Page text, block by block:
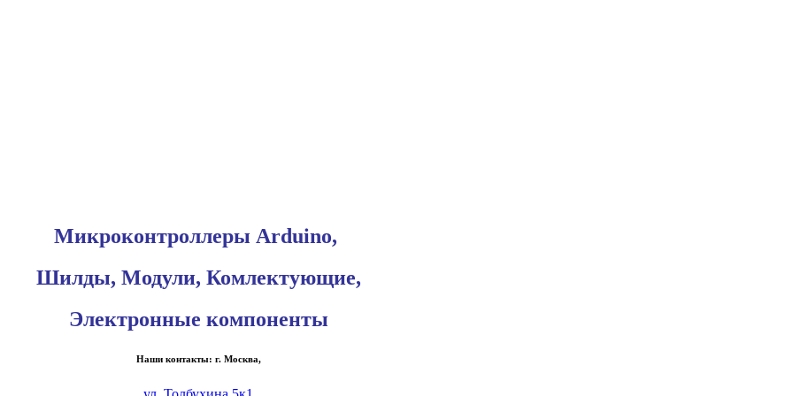
Микроконтроллеры Arduino,
Шилды, Модули, Комлектующие,
Электронные компоненты
Наши контакты: г. Москва,